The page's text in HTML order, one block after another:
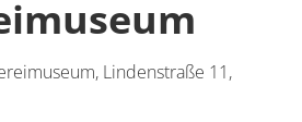
Lindenstraße 11,